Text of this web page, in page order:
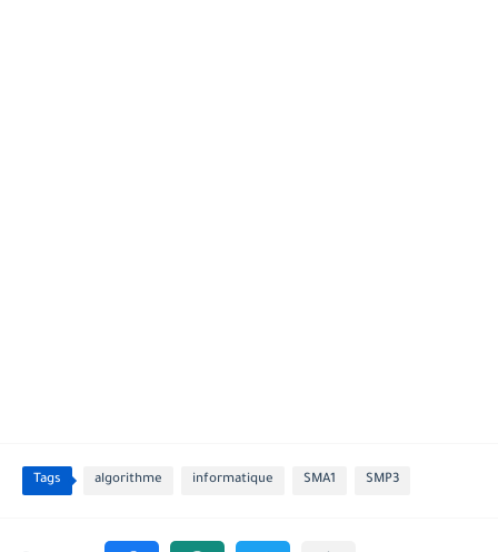
Tags algorithme informatique SMA1 SMP3